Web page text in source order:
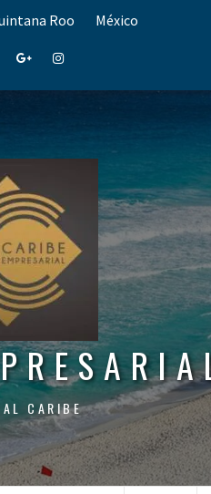
Roo México
Google+Instagram
AL CARIBE